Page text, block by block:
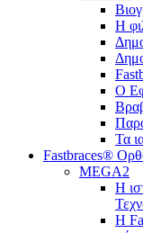
Η
Ο
Τα
Fastbraces®
MEGA2
Η
H